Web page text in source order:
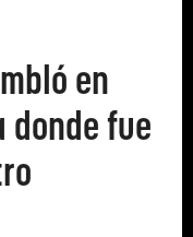
en
donde fue